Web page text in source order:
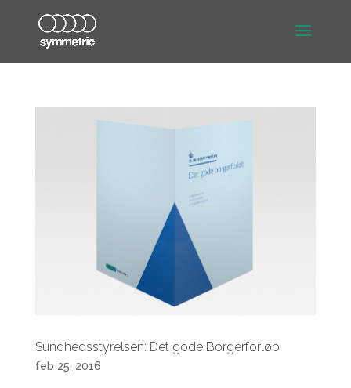
Sundhedsstyrelsen: Det gode Borgerforløb
feb 25, 2016